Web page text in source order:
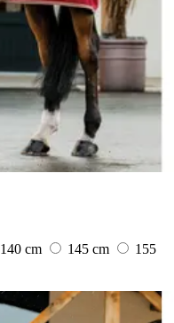
140 cm 145 cm
155